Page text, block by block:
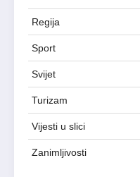
Regija
Sport
Svijet
Turizam
Vijesti u slici
Zanimljivosti